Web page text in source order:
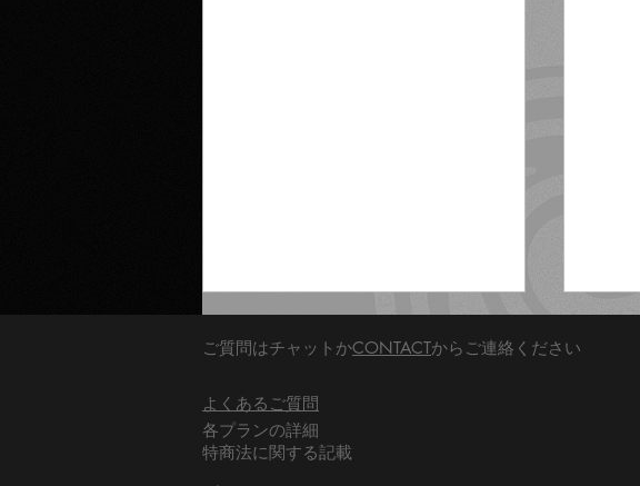
ご質問はチャットかCONTACTからご連絡ください
​よくあるご質問
​各プランの詳細
​特商法に関する記載